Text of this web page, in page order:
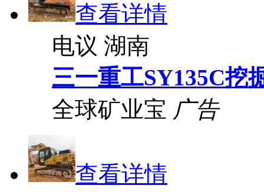
查看详情
电议 湖南
三一重工SY135C挖
全球矿业宝 广告
查看详情